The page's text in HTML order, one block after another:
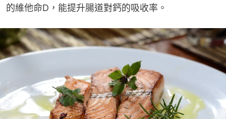
的維他命D，能提升腸道對鈣的吸收率。